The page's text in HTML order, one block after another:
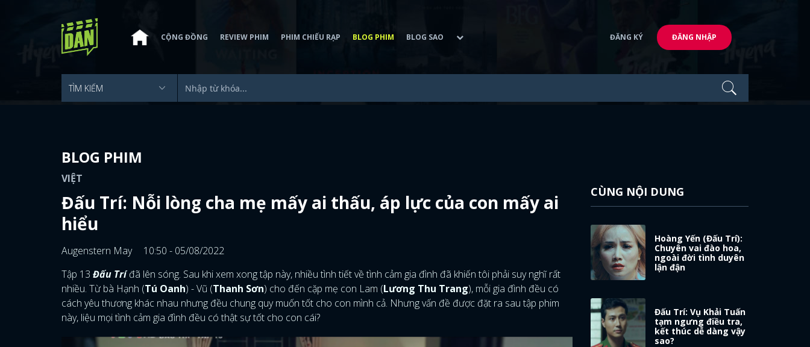
CỘNG ĐỒNG REVIEW PHIM PHIM CHIẾU RẠP BLOG PHIM BLOG SAO ĐĂNG KÝ ĐĂNG NHẬP
BLOG PHIM
VIỆT
Đấu Trí: Nỗi lòng cha mẹ mấy ai thấu, áp lực của con mấy ai
hiểu
Augenstern May
10:50 - 05/08/2022
Tập 13 Đấu Tríđã lên sóng. Sau khi xem xong tập này, nhiều tình tiết về tình cảm gia đình đã khiến tôi phải suy nghĩ rất
nhiều. Từ bà Hạnh (Tú Oanh) - Vũ (Thanh Sơn) cho đến cặp mẹ con Lam (Lương Thu Trang), mỗi gia đình đều có
cách yêu thương khác nhau nhưng đều chung quy muốn tốt cho con mình cả. Nhưng vấn đề được đặt ra sau tập phim
này, liệu mọi tình cảm gia đình đều có thật sự tốt cho con cái?
CÙNG NỘI DUNG
Hoàng Yến (Đấu Trí):
Chuyên vai đào hoa,
ngoài đời tình duyên
lận đận
Đấu Trí: Vụ Khải Tuấn
tạm ngưng điều tra,
kết thúc dễ dàng vậy
sao?